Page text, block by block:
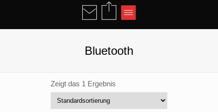
Bluetooth
Zeigt das 1 Ergebnis